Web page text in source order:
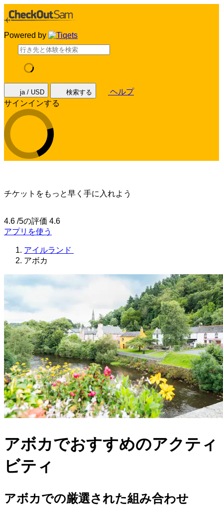
Powered by
ja / USD 検索する
ヘルプ
サインインする
チケットをもっと早く手に入れよう
4.6 /5の評価 4.6
アプリを使う
アイルランド
アボカ
アボカでおすすめのアクティ
ビティ
アボカでの厳選された組み合わせ